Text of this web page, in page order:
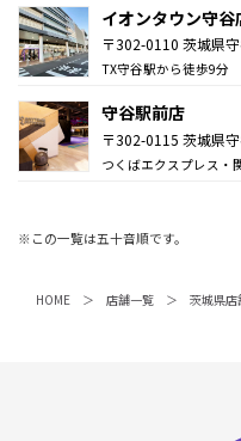
イオンタウン守谷
〒302-0110 茨城県
TX守谷駅から徒歩9
守谷駅前店
〒302-0115 茨城県
つくばエクスプレス
※この一覧は五十音順です。
HOME 店舗一覧 茨城県店